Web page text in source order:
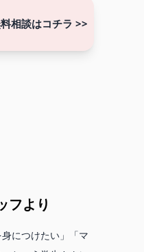
相談はコチラ >>
フより
身につけたい」「マ